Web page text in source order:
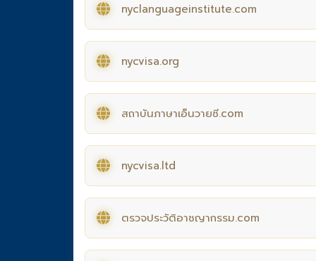
nyclanguageinstitute.com
nycvisa.org
สถาบันภาษาเอ็นวายซี.com
nycvisa.ltd
ตรวจประวัติอาชญากรรม.com